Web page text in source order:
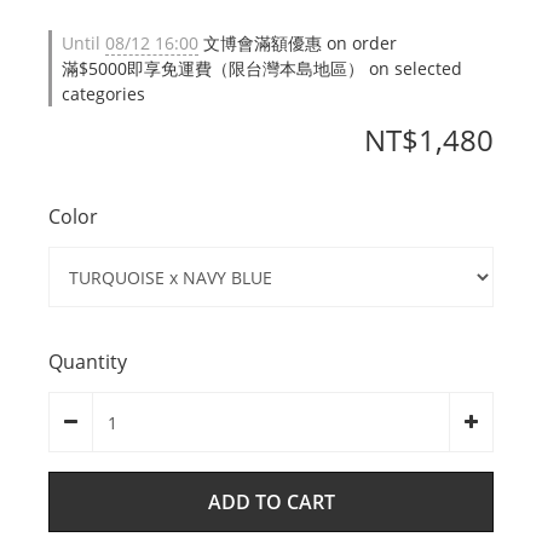
Until 08/12 16:00 文博會滿額優惠 on order
滿$5000即享免運費（限台灣本島地區） on selected
categories
NT$1,480
Color
Quantity
ADD TO CART